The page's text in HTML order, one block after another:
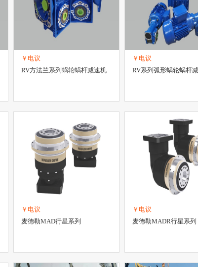
交通工具项目合作 五金工具项目合作
￥电议
RV方法兰系列蜗轮蜗杆减速机
￥电议
RV系列弧形蜗轮蜗杆
￥电议
麦德勒MAD行星系列
￥电议
麦德勒MADR行星系列